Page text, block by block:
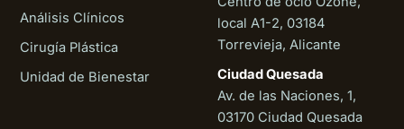
Análisis Clínicos
Cirugía Plástica
Unidad de Bienestar
local A1-2, 03184
Torrevieja, Alicante
Ciudad Quesada
Av. de las Naciones, 1,
03170 Ciudad Quesada